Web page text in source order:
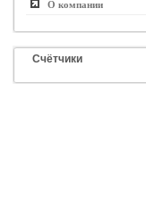
О компании
Счётчики